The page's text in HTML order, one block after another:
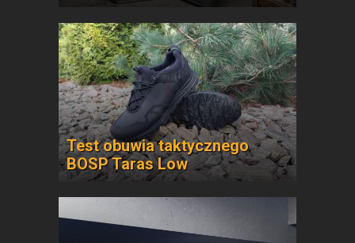
Test obuwia taktycznego
BOSP Taras Low